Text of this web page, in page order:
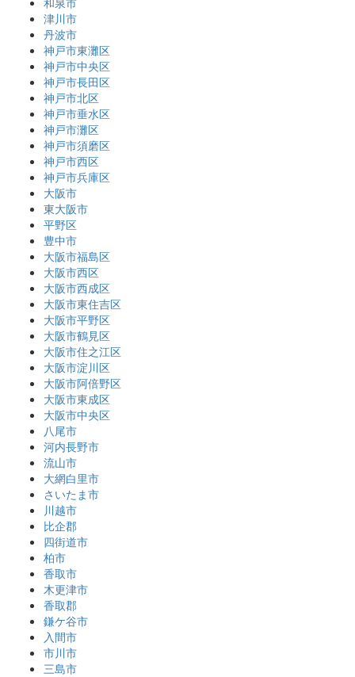
津川市
丹波市
神戸市東灘区
神戸市中央区
神戸市長田区
神戸市北区
神戸市垂水区
神戸市灘区
神戸市須磨区
神戸市西区
神戸市兵庫区
大阪市
東大阪市
平野区
豊中市
大阪市福島区
大阪市西区
大阪市西成区
大阪市東住吉区
大阪市平野区
大阪市鶴見区
大阪市住之江区
大阪市淀川区
大阪市阿倍野区
大阪市東成区
大阪市中央区
八尾市
河内長野市
流山市
大網白里市
さいたま市
川越市
比企郡
四街道市
柏市
香取市
木更津市
香取郡
鎌ケ谷市
入間市
市川市
三島市